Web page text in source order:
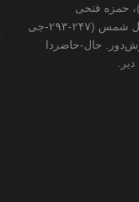
جی سایلار)، حمزه فتحی
خوشگینابی (۱۵۲-۲۴۶-جی سایلار)، اسماعیل شمس (۲۴۷-۲۹۳-جی
حال-حاضردا